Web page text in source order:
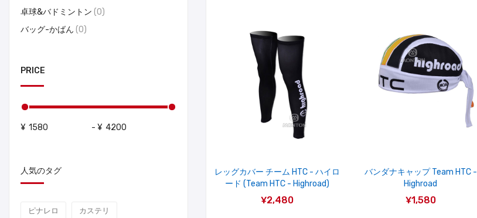
PRICE
¥ -¥
卓球&バドミントン 0
バッグ-かばん 0
人気のタグ
ピナレロ カステリ
レッグカバー チーム HTC - ハイロ
ード (Team HTC - Highroad)
¥2,480
バンダナキャップ Team HTC -
Highroad
¥1,580